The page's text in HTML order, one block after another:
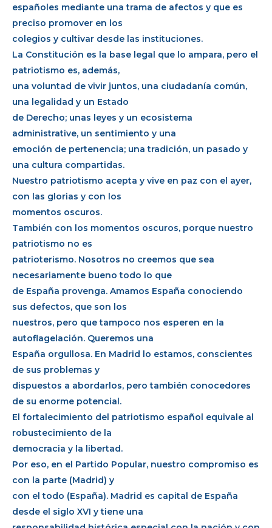
españoles mediante una trama de afectos y que es
preciso promover en los
colegios y cultivar desde las instituciones.
La Constitución es la base legal que lo ampara, pero el
patriotismo es, además,
una voluntad de vivir juntos, una ciudadanía común,
una legalidad y un Estado
de Derecho; unas leyes y un ecosistema
administrative, un sentimiento y una
emoción de pertenencia; una tradición, un pasado y
una cultura compartidas.
Nuestro patriotismo acepta y vive en paz con el ayer,
con las glorias y con los
momentos oscuros.
También con los momentos oscuros, porque nuestro
patriotismo no es
patrioterismo. Nosotros no creemos que sea
necesariamente bueno todo lo que
de España provenga. Amamos España conociendo
sus defectos, que son los
nuestros, pero que tampoco nos esperen en la
autoflagelación. Queremos una
España orgullosa. En Madrid lo estamos, conscientes
de sus problemas y
dispuestos a abordarlos, pero también conocedores
de su enorme potencial.
El fortalecimiento del patriotismo español equivale al
robustecimiento de la
democracia y la libertad.
Por eso, en el Partido Popular, nuestro compromiso es
con la parte (Madrid) y
con el todo (España). Madrid es capital de España
desde el siglo XVI y tiene una